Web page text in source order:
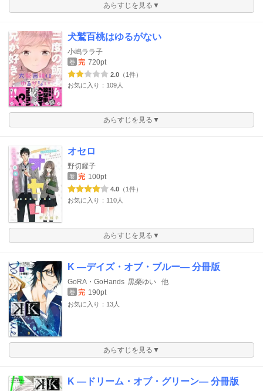
あらすじを見る▼
犬鷲百桃はゆるがない
小嶋ララ子
巻 完 720pt
2.0 （1件）
お気に入り：109人
あらすじを見る▼
オセロ
野切耀子
巻 完 100pt
4.0 （1件）
お気に入り：110人
あらすじを見る▼
K ―デイズ・オブ・ブルー― 分冊版
GoRA・GoHands 黒榮ゆい 他
巻 完 190pt
お気に入り：13人
あらすじを見る▼
K ―ドリーム・オブ・グリーン― 分冊版